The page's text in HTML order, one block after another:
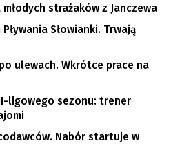
strażaków z Janczewa
Słowianki. Trwają
ulewach. Wkrótce prace na
ligowego sezonu: trener
Nabór startuje w